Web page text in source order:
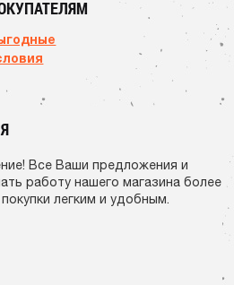
Все Ваши предложения и
работу нашего магазина более
легким и удобным.